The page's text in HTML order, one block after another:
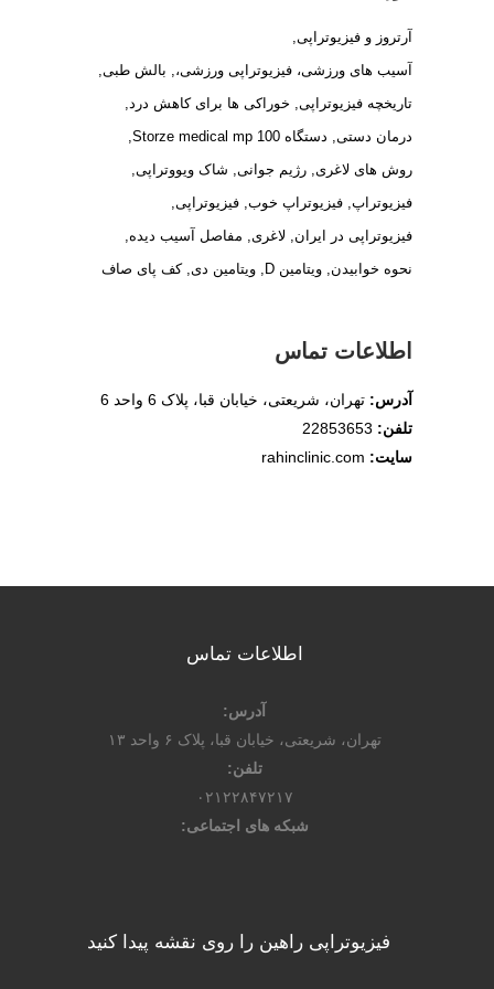
آرتروز و فیزیوتراپی
آسیب های ورزشی، فیزیوتراپی ورزشی،
بالش طبی
تاریخچه فیزیوتراپی خوراکی ها برای کاهش درد
درمان دستی دستگاه Storze medical mp 100
روش های لاغری رژیم جوانی شاک ویووتراپی
فیزیوتراپ فیزیوتراپ خوب فیزیوتراپی
فیزیوتراپی در ایران لاغری مفاصل آسیب دیده
نحوه خوابیدن ویتامین D ویتامین دی کف پای صاف
اطلاعات تماس
آدرس: تهران، شریعتی، خیابان قبا، پلاک 6 واحد 6
تلفن:
سایت:
اطلاعات تماس
آدرس:
تهران، شریعتی، خیابان قبا، پلاک ۶ واحد ۱۳
تلفن:
۰۲۱۲۲۸۴۷۲۱۷
شبکه های اجتماعی:
فیزیوتراپی راهین را روی نقشه پیدا کنید